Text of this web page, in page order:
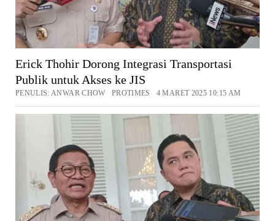
Erick Thohir Dorong Integrasi Transportasi
Publik untuk Akses ke JIS
PENULIS: ANWAR CHOW PROTIMES 4 MARET 2025 10:15 AM